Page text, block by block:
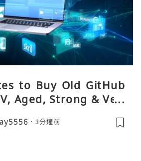
to Buy Old GitHub
Aged, Strong & Veri
3分鐘前